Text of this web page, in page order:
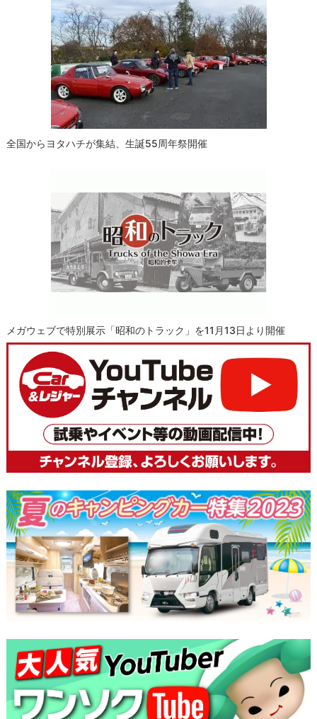
全国からヨタハチが集結、生誕55周年祭開催
メガウェブで特別展示「昭和のトラック」を11月13日より開催